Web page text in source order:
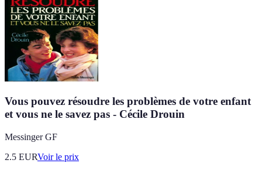
Vous pouvez résoudre les problèmes de votre enfant
et vous ne le savez pas - Cécile Drouin
Messinger GF
2.5 EURVoir le prix